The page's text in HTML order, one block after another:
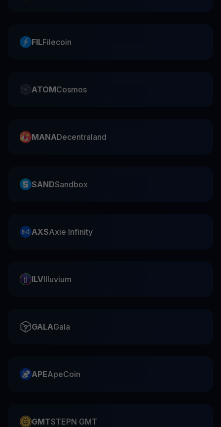
FILFilecoin
ATOMCosmos
MANADecentraland
SANDSandbox
AXSAxie Infinity
ILVIlluvium
GALAGala
APEApeCoin
GMTSTEPN GMT